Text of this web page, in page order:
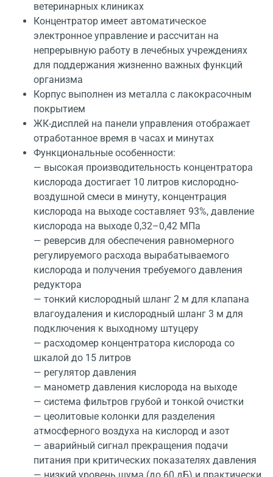
ветеринарных клиниках
Концентратор имеет автоматическое
электронное управление и рассчитан на
непрерывную работу в лечебных учреждениях
для поддержания жизненно важных функций
организма
Корпус выполнен из металла с лакокрасочным
покрытием
ЖК-дисплей на панели управления отображает
отработанное время в часах и минутах
Функциональные особенности:
— высокая производительность концентратора
кислорода достигает 10 литров кислородно-
воздушной смеси в минуту, концентрация
кислорода на выходе составляет 93%, давление
кислорода на выходе 0,32–0,42 МПа
— реверсив для обеспечения равномерного
регулируемого расхода вырабатываемого
кислорода и получения требуемого давления
редуктора
— тонкий кислородный шланг 2 м для клапана
влагоудаления и кислородный шланг 3 м для
подключения к выходному штуцеру
— расходомер концентратора кислорода со
шкалой до 15 литров
— регулятор давления
— манометр давления кислорода на выходе
— система фильтров грубой и тонкой очистки
— цеолитовые колонки для разделения
атмосферного воздуха на кислород и азот
— аварийный сигнал прекращения подачи
питания при критических показателях давления